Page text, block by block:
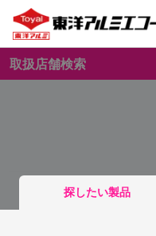
取扱店舗検索
探したい製品